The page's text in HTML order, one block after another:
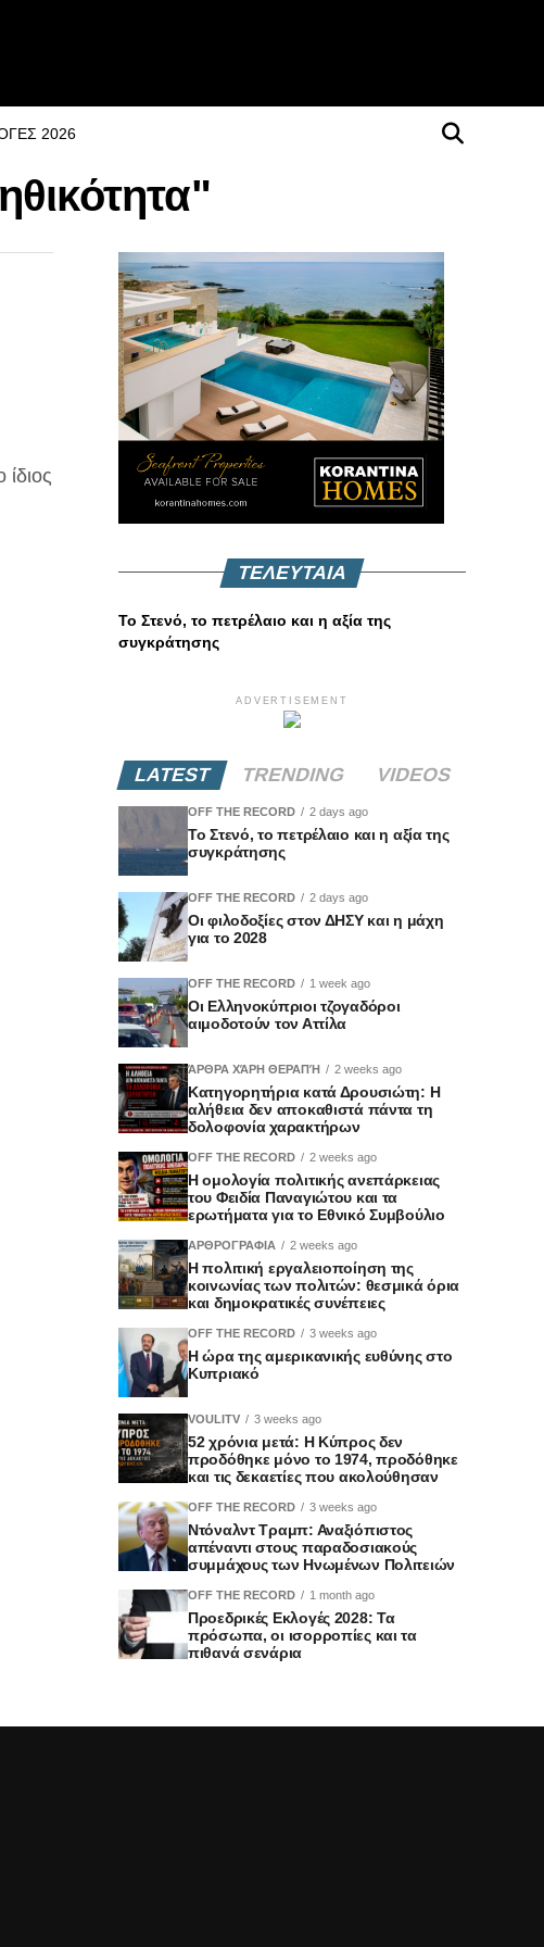
2026
ΤΕΛΕΥΤΑΙΑ
Το Στενό, το πετρέλαιο και η αξία της
συγκράτησης
ADVERTISEMENT
LATEST TRENDING VIDEOS
OFF THE RECORD 2 days ago
Το Στενό, το πετρέλαιο και η αξία της
συγκράτησης
OFF THE RECORD 2 days ago
Οι φιλοδοξίες στον ΔΗΣΥ και η μάχη
για το 2028
OFF THE RECORD 1 week ago
Οι Ελληνοκύπριοι τζογαδόροι
αιμοδοτούν τον Αττίλα
ΆΡΘΡΑ ΧΆΡΗ ΘΕΡΑΠΉ 2 weeks ago
Κατηγορητήρια κατά Δρουσιώτη: Η
αλήθεια δεν αποκαθιστά πάντα τη
δολοφονία χαρακτήρων
OFF THE RECORD 2 weeks ago
Η ομολογία πολιτικής ανεπάρκειας
του Φειδία Παναγιώτου και τα
ερωτήματα για το Εθνικό Συμβούλιο
ΑΡΘΡΟΓΡΑΦΙΑ 2 weeks ago
Η πολιτική εργαλειοποίηση της
κοινωνίας των πολιτών: θεσμικά όρια
και δημοκρατικές συνέπειες
OFF THE RECORD 3 weeks ago
Η ώρα της αμερικανικής ευθύνης στο
Κυπριακό
VOULITV 3 weeks ago
52 χρόνια μετά: Η Κύπρος δεν
προδόθηκε μόνο το 1974, προδόθηκε
και τις δεκαετίες που ακολούθησαν
OFF THE RECORD 3 weeks ago
Ντόναλντ Τραμπ: Αναξιόπιστος
απέναντι στους παραδοσιακούς
συμμάχους των Ηνωμένων Πολιτειών
OFF THE RECORD 1 month ago
Προεδρικές Εκλογές 2028: Τα
πρόσωπα, οι ισορροπίες και τα
πιθανά σενάρια